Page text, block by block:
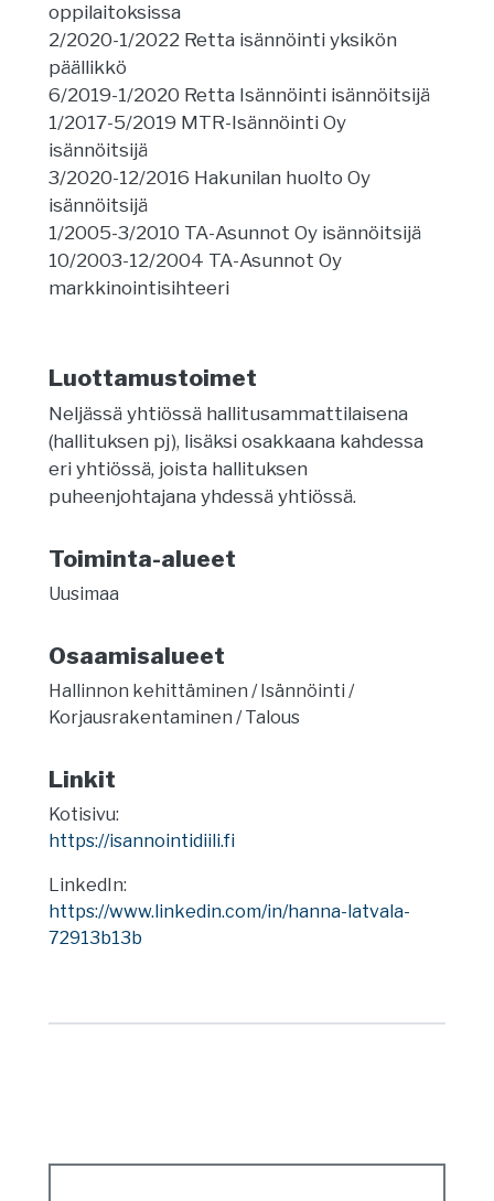
oppilaitoksissa
2/2020-1/2022 Retta isännöinti yksikön
päällikkö
6/2019-1/2020 Retta Isännöinti isännöitsijä
1/2017-5/2019 MTR-Isännöinti Oy
isännöitsijä
3/2020-12/2016 Hakunilan huolto Oy
isännöitsijä
1/2005-3/2010 TA-Asunnot Oy isännöitsijä
10/2003-12/2004 TA-Asunnot Oy
markkinointisihteeri
Luottamustoimet
Neljässä yhtiössä hallitusammattilaisena
(hallituksen pj), lisäksi osakkaana kahdessa
eri yhtiössä, joista hallituksen
puheenjohtajana yhdessä yhtiössä.
Toiminta-alueet
Uusimaa
Osaamisalueet
Hallinnon kehittäminen
Isännöinti
Korjausrakentaminen
Talous
Linkit
Kotisivu:
https://isannointidiili.fi
LinkedIn:
https://www.linkedin.com/in/hanna-latvala-
72913b13b